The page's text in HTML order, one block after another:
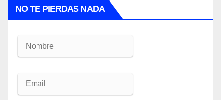
NO TE PIERDAS NADA